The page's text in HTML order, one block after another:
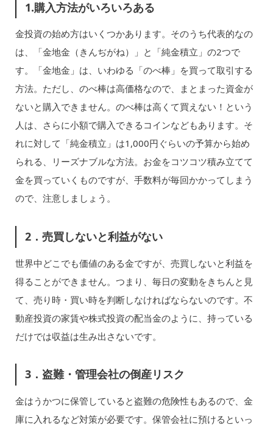
1.購入方法がいろいろある
金投資の始め方はいくつかあります。そのうち代表的なの
は、「金地金（きんぢがね）」と「純金積立」の2つで
す。「金地金」は、いわゆる「のべ棒」を買って取引する
方法。ただし、のべ棒は高価格なので、まとまった資金が
ないと購入できません。のべ棒は高くて買えない！という
人は、さらに小額で購入できるコインなどもあります。そ
れに対して「純金積立」は1,000円ぐらいの予算から始め
られる、リーズナブルな方法。お金をコツコツ積み立てて
金を買っていくものですが、手数料が毎回かかってしまう
ので、注意しましょう。
2．売買しないと利益がない
世界中どこでも価値のある金ですが、売買しないと利益を
得ることができません。つまり、毎日の変動をきちんと見
て、売り時・買い時を判断しなければならないのです。不
動産投資の家賃や株式投資の配当金のように、持っている
だけでは収益は生み出さないです。
3．盗難・管理会社の倒産リスク
金はうかつに保管していると盗難の危険性もあるので、金
庫に入れるなど対策が必要です。保管会社に預けるといっ